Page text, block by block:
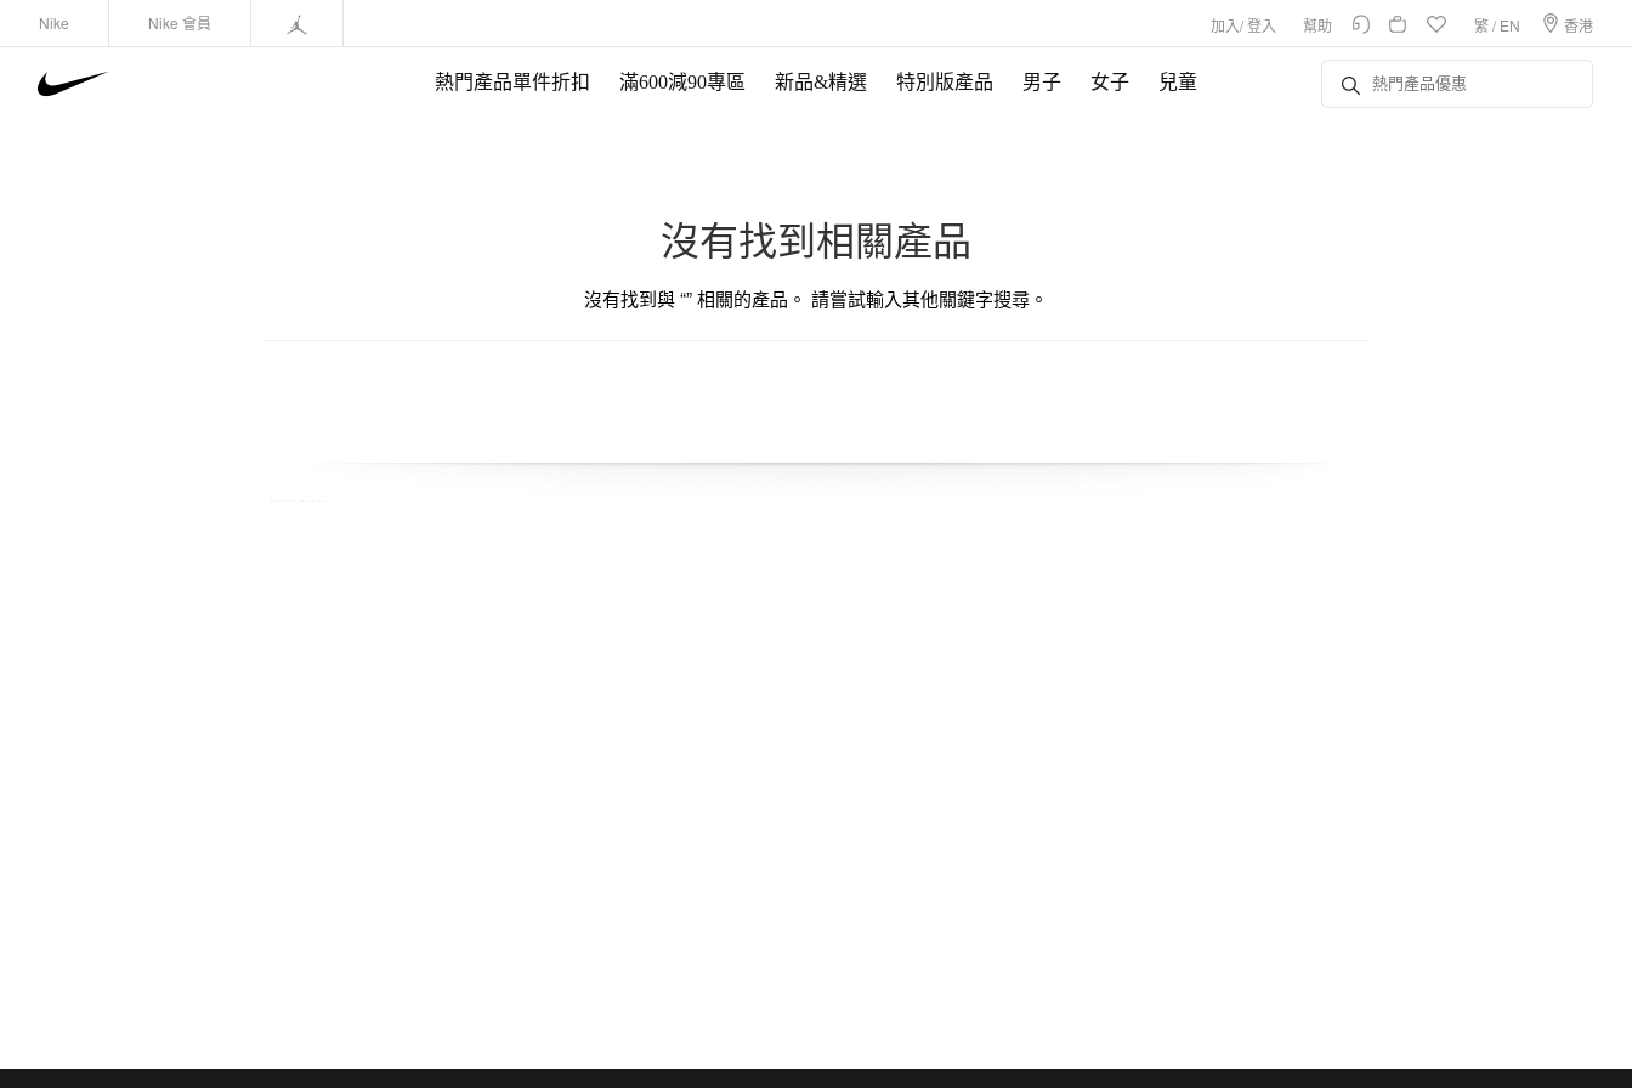
Nike Nike 會員 加入/登入 幫助 繁/ EN 香港
熱門產品單件折扣 滿600減90專區 新品&精選 特別版產品 男子 女子 兒童
沒有找到相關產品
沒有找到與 “” 相關的產品。 請嘗試輸入其他關鍵字搜尋。